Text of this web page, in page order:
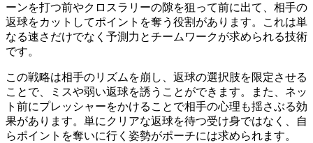
ーンを打つ前やクロスラリーの隙を狙って前に出て、相手の
返球をカットしてポイントを奪う役割があります。これは単
なる速さだけでなく予測力とチームワークが求められる技術
です。
この戦略は相手のリズムを崩し、返球の選択肢を限定させる
ことで、ミスや弱い返球を誘うことができます。また、ネッ
ト前にプレッシャーをかけることで相手の心理も揺さぶる効
果があります。単にクリアな返球を待つ受け身ではなく、自
らポイントを奪いに行く姿勢がポーチには求められます。